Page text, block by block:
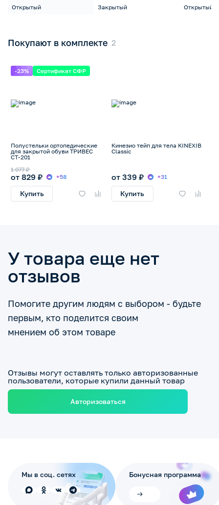
Открытый Закрытый Открытый
Покупают в комплекте
-23% Сертификат СФР
Полустельки ортопедические
для закрытой обуви ТРИВЕС
СТ-201
от 829 ₽
1 077 ₽
+58
Купить
Кинезио тейп для тела KINEXIB
Classic
от 339 ₽ +31
Купить
У товара еще нет
отзывов
Помогите другим людям с выбором - будьте
первым, кто поделится своим
мнением об этом товаре
Отзывы могут оставлять только авторизованные
пользователи, которые купили данный товар
Авторизоваться
Мы в соц. сетях Бонусная программа